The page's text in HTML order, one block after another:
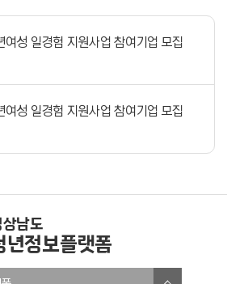
성 일경험 지원사업 참여기업 모집
성 일경험 지원사업 참여기업 모집
남도
년정보플랫폼
폼